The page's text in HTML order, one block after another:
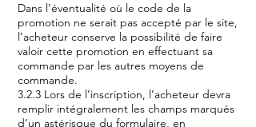
Dans l’éventualité où le code de la
promotion ne serait pas accepté par le site,
l’acheteur conserve la possibilité de faire
valoir cette promotion en effectuant sa
commande par les autres moyens de
commande.
3.2.3 Lors de l’inscription, l’acheteur devra
remplir intégralement les champs marqués
d’un astérisque du formulaire, en